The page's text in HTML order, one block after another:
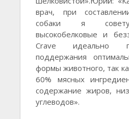
врач, при
собаки я
высокобелковые и
Crave идеально
поддержания
формы животного, так
60% мясных
содержание жиров,
углеводов».